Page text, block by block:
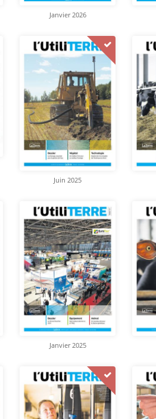
Janvier 2026
Juin 2025
Janvier 2025